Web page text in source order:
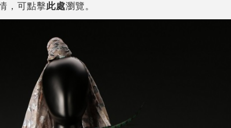
，可點擊此處瀏覽。